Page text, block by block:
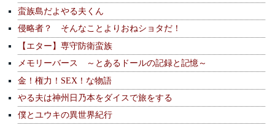
蛮族島だよやる夫くん
侵略者？ そんなことよりおねショタだ！
【エター】専守防衛蛮族
メモリーバース ～とあるドールの記録と記憶～
金！権力！SEX！な物語
やる夫は神州日乃本をダイスで旅をする
僕とユウキの異世界紀行